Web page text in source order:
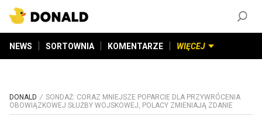
NEWS SORTOWNIA KOMENTARZE WIĘCEJ
DONALD
SONDAŻ: CORAZ MNIEJSZE POPARCIE DLA PRZYWRÓCENIA
OBOWIĄZKOWEJ SŁUŻBY WOJSKOWEJ, POLACY ZMIENIAJĄ ZDANIE